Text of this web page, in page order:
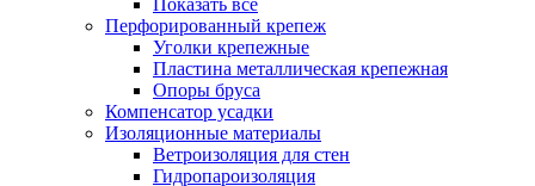
Перфорированный крепеж
Уголки крепежные
Пластина металлическая крепежная
Опоры бруса
Компенсатор усадки
Изоляционные материалы
Ветроизоляция для стен
Гидропароизоляция